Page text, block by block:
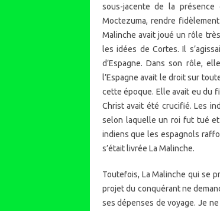
sous-jacente de la
Moctezuma, rendre
Malinche avait joué un rôle
les idées de Cortes. Il
d’Espagne. Dans son rôle,
l’Espagne avait le droit sur
cette époque. Elle avait eu du
Christ avait été crucifié. Les
selon laquelle un roi fut tué
indiens que les espagnols
s’était livrée La Malinche.
Toutefois, La Malinche qui se
projet du conquérant ne
ses dépenses de voyage. Je